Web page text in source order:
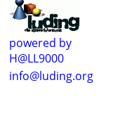
powered by
H@LL9000
info@luding.org